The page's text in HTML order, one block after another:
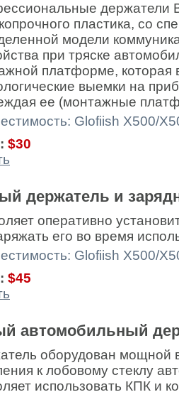
держатели
пластика, со
модели
при тряске
платформе, которая
выемки на
ее (монтажные
Glofiish X500/
$30
держатель и
оперативно
его во время
Glofiish X500/
$45
автомобильный
оборудован мощной
к лобовому стеклу
использовать КПК и